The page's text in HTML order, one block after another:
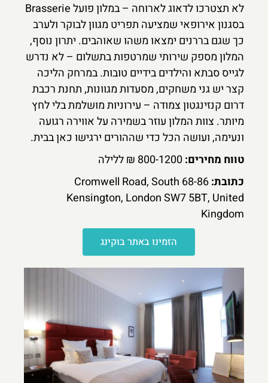
לא תצטרכו לדאוג לארוחה – במלון פועל Brasserie
בסגנון אירופאי שמציעה תפריט מגוון לבוקר ולערב
כך שגם בררנים ימצאו משהו שאוהבים. יתרון נוסף,
המלון מספק שירותי שמרטפות בתשלום – לא נדרש
לגייס סבתא והילדים בידיים טובות. במרחק הליכה
קצר יש גני משחקים, מסעדות מגוונות, תחנת רכבת
דרום קנזינגטון צמודה – עירוניות מושלמת בלי לחץ
מיותר. צוות המלון עוזר בשמירה על אווירה רגועה
ונעימה, ועושה הכל כדי שההורים ירגישו כאן בבית.
טווח מחירים:
כתובת:
68-86 Cromwell Road, South
Kensington, London SW7 5BT, United
Kingdom
הזמינו באתר בוקינג